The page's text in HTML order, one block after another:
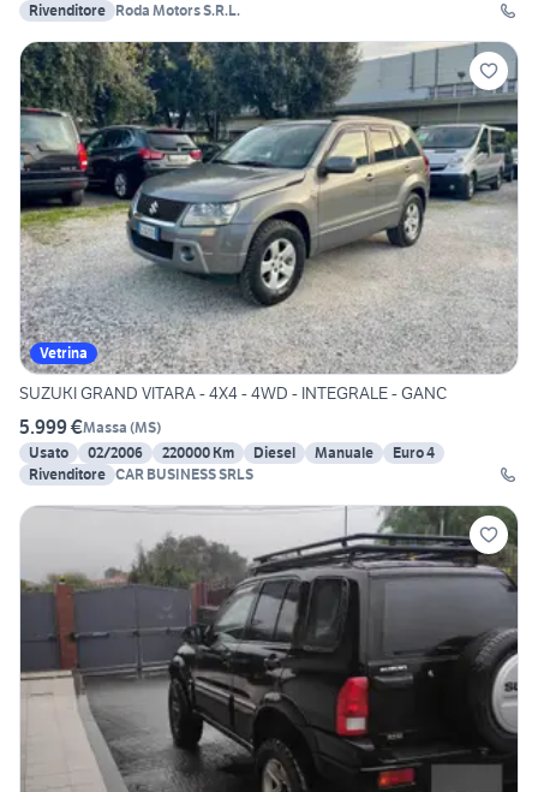
Rivenditore Roda Motors S.R.L.
Vetrina
SUZUKI GRAND VITARA - 4X4 - 4WD - INTEGRALE - GANC
5.999 €Massa (MS)
Usato
02/2006 220000 Km Diesel Manuale
Euro 4
Rivenditore CAR BUSINESS SRLS